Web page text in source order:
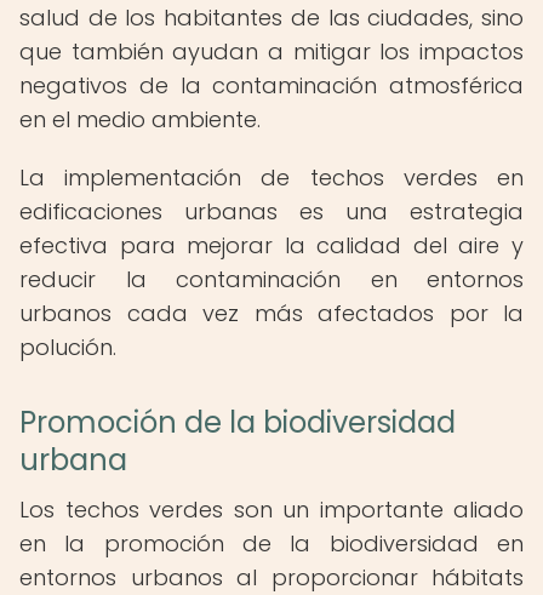
salud de los habitantes de las ciudades, sino
que también ayudan a mitigar los impactos
negativos de la contaminación atmosférica
en el medio ambiente.
La implementación de techos verdes en
edificaciones urbanas es una estrategia
efectiva para mejorar la calidad del aire y
reducir la contaminación en entornos
urbanos cada vez más afectados por la
polución.
Promoción de la biodiversidad
urbana
Los techos verdes son un importante aliado
en la promoción de la biodiversidad en
entornos urbanos al proporcionar hábitats